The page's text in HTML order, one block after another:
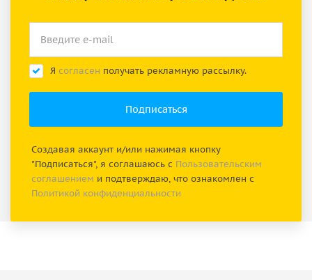
Я согласен получать рекламную рассылку.
Создавая аккаунт и/или нажимая кнопку
"Подписаться", я соглашаюсь с Пользовательским
соглашением и подтверждаю, что ознакомлен с
Политикой конфиденциальности